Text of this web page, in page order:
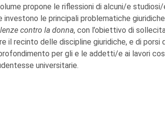
propone le riflessioni di alcuni/e
investono le principali problematiche
contro la donna, con l’obiettivo di
il recinto delle discipline giuridiche, e di porsi
per gli e le addetti/e ai lavori
universitarie.